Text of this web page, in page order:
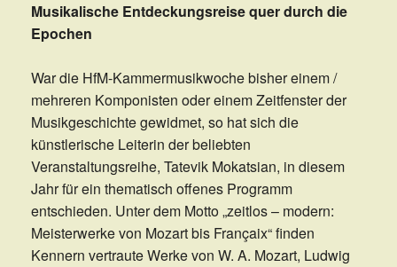
Musikalische Entdeckungsreise quer durch die
Epochen
War die HfM-Kammermusikwoche bisher einem /
mehreren Komponisten oder einem Zeitfenster der
Musikgeschichte gewidmet, so hat sich die
künstlerische Leiterin der beliebten
Veranstaltungsreihe, Tatevik Mokatsian, in diesem
Jahr für ein thematisch offenes Programm
entschieden. Unter dem Motto „zeitlos – modern:
Meisterwerke von Mozart bis Françaix“ finden
Kennern vertraute Werke von W. A. Mozart, Ludwig